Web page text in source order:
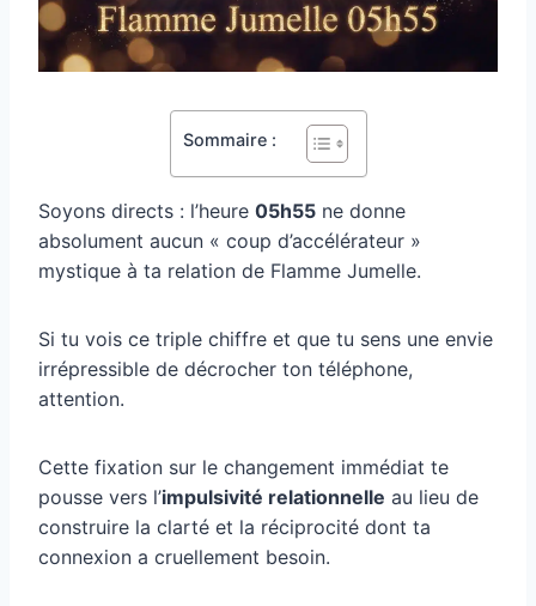
Sommaire :
Soyons directs : l’heure 05h55 ne donne
absolument aucun « coup d’accélérateur »
mystique à ta relation de Flamme Jumelle.
Si tu vois ce triple chiffre et que tu sens une envie
irrépressible de décrocher ton téléphone,
attention.
Cette fixation sur le changement immédiat te
pousse vers l’impulsivité relationnelle au lieu de
construire la clarté et la réciprocité dont ta
connexion a cruellement besoin.